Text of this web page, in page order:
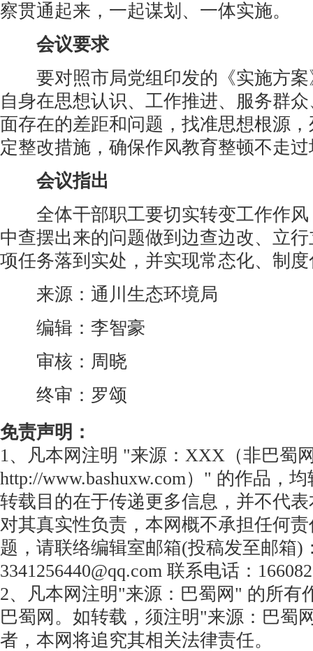
察贯通起来，一起谋划、一体实施。
会议要求
要对照市局党组印发的《实施方案
自身在思想认识、工作推进、服务群
面存在的差距和问题，找准思想根源
定整改措施，确保作风教育整顿不走
会议指出
全体干部职工要切实转变工作作风
中查摆出来的问题做到边查边改、立
项任务落到实处，并实现常态化、制
来源：通川生态环境局
编辑：李智豪
审核：周晓
终审：罗颂
免责声明：
1、凡本网注明 "来源：XXX（非巴蜀
http://www.bashuxw.com）" 的作品，
转载目的在于传递更多信息，并不代
对其真实性负责，本网概不承担任何
题，请联络编辑室邮箱(投稿发至邮箱)
3341256440@qq.com 联系电话：
2、凡本网注明"来源：巴蜀网" 的所有
巴蜀网。如转载，须注明"来源：巴蜀
者，本网将追究其相关法律责任。